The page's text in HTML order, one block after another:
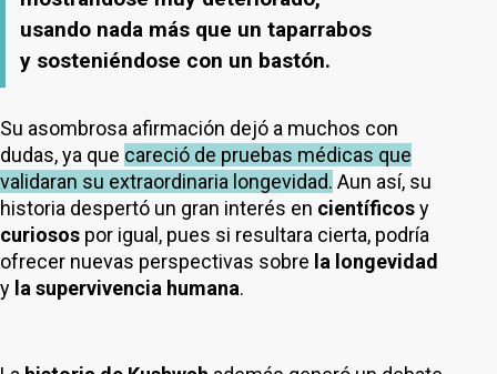
usando nada más que un taparrabos
y sosteniéndose con un bastón.
Su asombrosa afirmación dejó a muchos con
dudas, ya que careció de pruebas médicas que
validaran su extraordinaria longevidad. Aun así, su
historia despertó un gran interés en científicosy
curiosos por igual, pues si resultara cierta, podría
ofrecer nuevas perspectivas sobre la longevidad
y la supervivencia humana.